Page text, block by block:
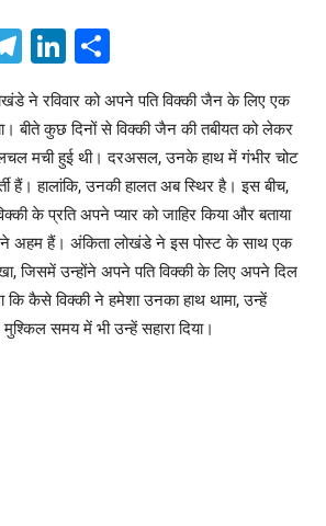
Telegram
LinkedIn
ने रविवार को अपने पति विक्की जैन के लिए एक
बीते कुछ दिनों से विक्की जैन की तबीयत को लेकर
मची हुई थी। दरअसल, उनके हाथ में गंभीर चोट
हैं। हालांकि, उनकी हालत अब स्थिर है। इस बीच,
के प्रति अपने प्यार को जाहिर किया और बताया
अहम हैं। अंकिता लोखंडे ने इस पोस्ट के साथ एक
जिसमें उन्होंने अपने पति विक्की के लिए अपने दिल
कि कैसे विक्की ने हमेशा उनका हाथ थामा, उन्हें
समय में भी उन्हें सहारा दिया।